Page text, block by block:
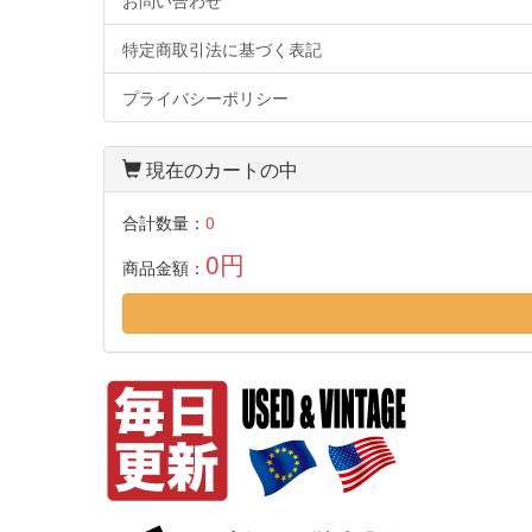
特定商取引法に基づく表記
プライバシーポリシー
現在のカートの中
合計数量： 0
商品金額： 0円